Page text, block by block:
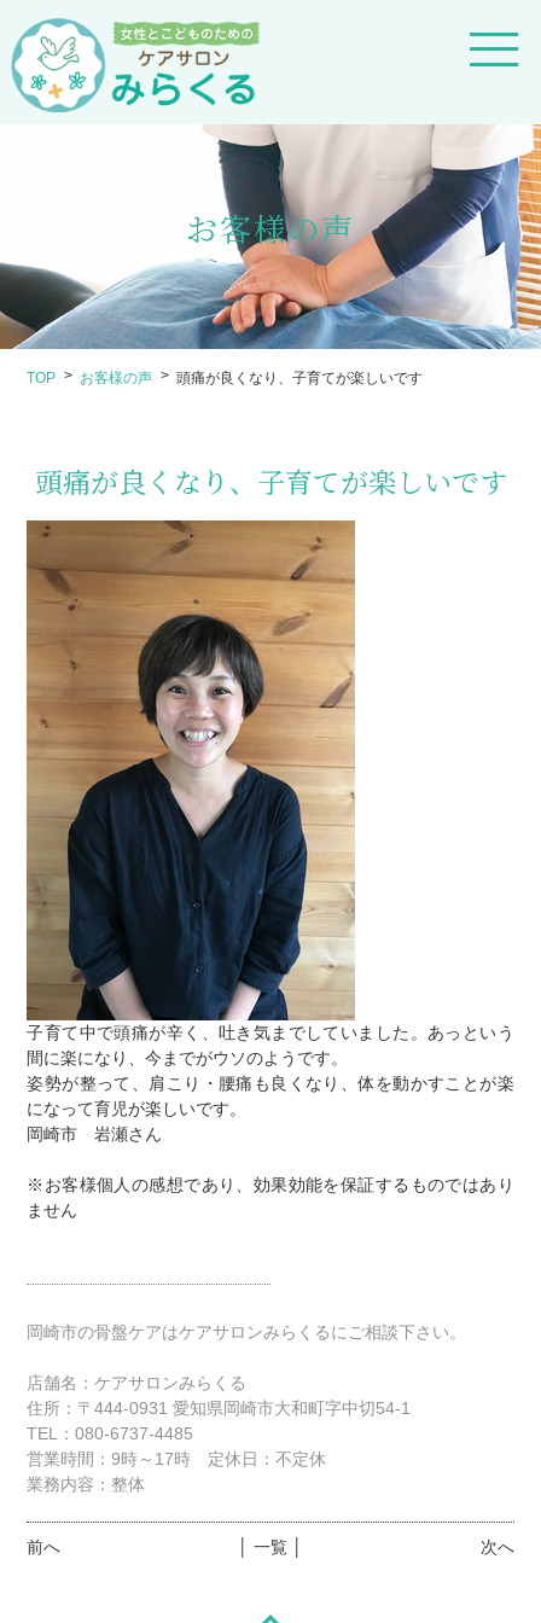
お客様の声
TOP お客様の声 頭痛が良くなり、子育てが楽しいです
頭痛が良くなり、子育てが楽しいです
子育て中で頭痛が辛く、吐き気までしていました。あっという
間に楽になり、今までがウソのようです。
姿勢が整って、肩こり・腰痛も良くなり、体を動かすことが楽
になって育児が楽しいです。
岡崎市 岩瀬さん
※お客様個人の感想であり、効果効能を保証するものではあり
ません
岡崎市の骨盤ケアはケアサロンみらくるにご相談下さい。
店舗名：ケアサロンみらくる
住所：〒444-0931 愛知県岡崎市大和町字中切54-1
TEL：080-6737-4485
営業時間：9時～17時 定休日：不定休
業務内容：整体
前へ 次へ
│ 一覧 │